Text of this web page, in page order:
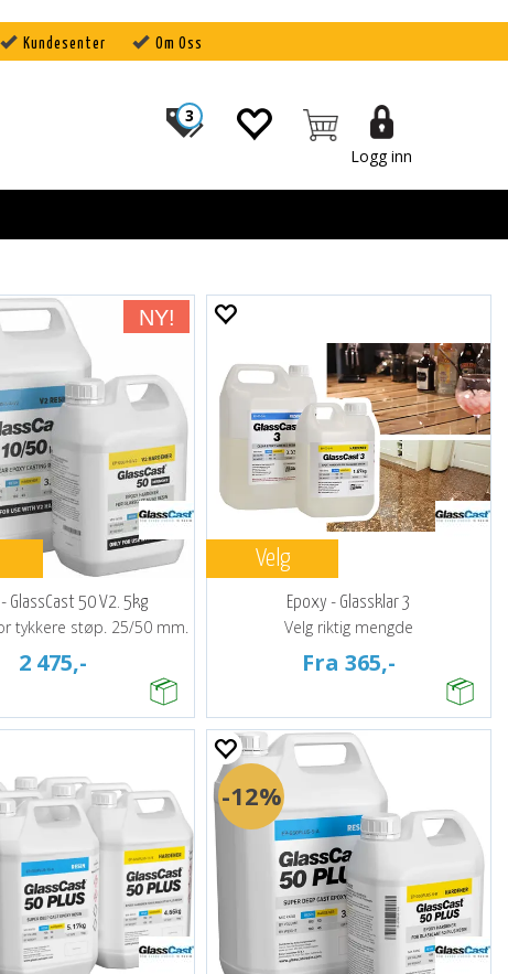
Kundesenter Om Oss
Logg inn
3
GlassCast 50 V2. 5kg
tykkere støp. 25/50 mm.
2 475,-
Velg
Epoxy - Glassklar 3
Velg riktig mengde
Fra 365,-
12%